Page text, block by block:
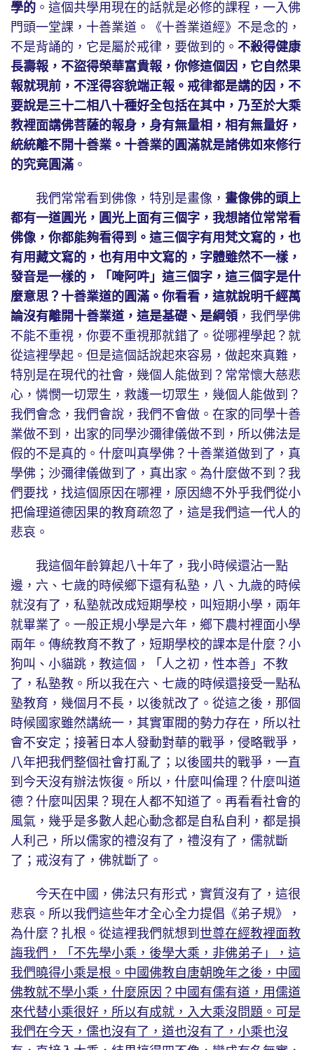
學的 。這個共學用現在的話就是必修的課程，一入佛
門頭一堂課，十善業道。《十善業道經》不是念的，
不是背誦的，它是屬於戒律，要做到的。 不殺得健康
長壽報，不盜得榮華富貴報，你修這個因，它自然果
報就現前，不淫得容貌端正報。戒律都是講的因，不
要說是三十二相八十種好全包括在其中，乃至於大乘
教裡面講佛菩薩的報身，身有無量相，相有無量好，
統統離不開十善業。十善業的圓滿就是諸佛如來修行
的究竟圓滿 。
我們常常看到佛像，特別是畫像， 畫像佛的頭上
都有一道圓光，圓光上面有三個字，我想諸位常常看
佛像，你都能夠看得到。這三個字有用梵文寫的，也
有用藏文寫的，也有用中文寫的，字體雖然不一樣，
發音是一樣的，「唵阿吽」這三個字，這三個字是什
麼意思？十善業道的圓滿。你看看，這就說明千經萬
論沒有離開十善業道，這是基礎、是綱領 ，我們學佛
不能不重視，你要不重視那就錯了。從哪裡學起？就
從這裡學起。但是這個話說起來容易，做起來真難，
特別是在現代的社會，幾個人能做到？常常懷大慈悲
心，憐憫一切眾生，救護一切眾生，幾個人能做到？
我們會念，我們會說，我們不會做。在家的同學十善
業做不到，出家的同學沙彌律儀做不到，所以佛法是
假的不是真的。什麼叫真學佛？十善業道做到了，真
學佛；沙彌律儀做到了，真出家。為什麼做不到？我
們要找，找這個原因在哪裡，原因總不外乎我們從小
把倫理道德因果的教育疏忽了，這是我們這一代人的
悲哀。
我這個年齡算起八十年了，我小時候還沾一點
邊，六、七歲的時候鄉下還有私塾，八、九歲的時候
就沒有了，私塾就改成短期學校，叫短期小學，兩年
就畢業了。一般正規小學是六年，鄉下農村裡面小學
兩年。傳統教育不教了，短期學校的課本是什麼？小
狗叫、小貓跳，教這個，「人之初，性本善」不教
了，私塾教。所以我在六、七歲的時候還接受一點私
塾教育，幾個月不長，以後就改了。從這之後，那個
時候國家雖然講統一，其實軍閥的勢力存在，所以社
會不安定；接著日本人發動對華的戰爭，侵略戰爭，
八年把我們整個社會打亂了；以後國共的戰爭，一直
到今天沒有辦法恢復。所以，什麼叫倫理？什麼叫道
德？什麼叫因果？現在人都不知道了。再看看社會的
風氣，幾乎是多數人起心動念都是自私自利，都是損
人利己，所以儒家的禮沒有了，禮沒有了，儒就斷
了；戒沒有了，佛就斷了。
今天在中國，佛法只有形式，實質沒有了，這很
悲哀。所以我們這些年才全心全力提倡《弟子規》，
為什麼？扎根。從這裡我們就想到 世尊在經教裡面教
誨我們，「不先學小乘，後學大乘，非佛弟子」，這
我們曉得小乘是根。中國佛教自唐朝晚年之後，中國
佛教就不學小乘，什麼原因？中國有儒有道，用儒道
來代替小乘很好，所以有成就，入大乘沒問題。可是
我們在今天，儒也沒有了，道也沒有了，小乘也沒